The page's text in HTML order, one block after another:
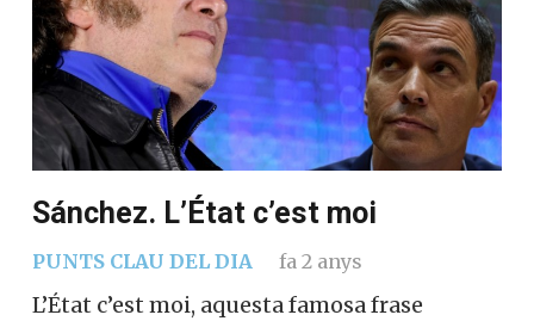
Sánchez. L’État c’est moi
PUNTS CLAU DEL DIA fa 2 anys
L’État c’est moi, aquesta famosa frase